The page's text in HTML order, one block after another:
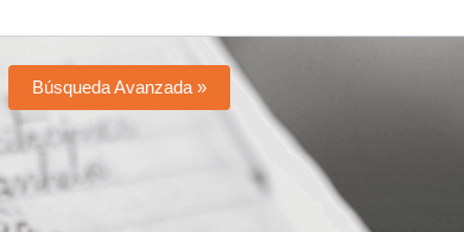
Búsqueda Avanzada »